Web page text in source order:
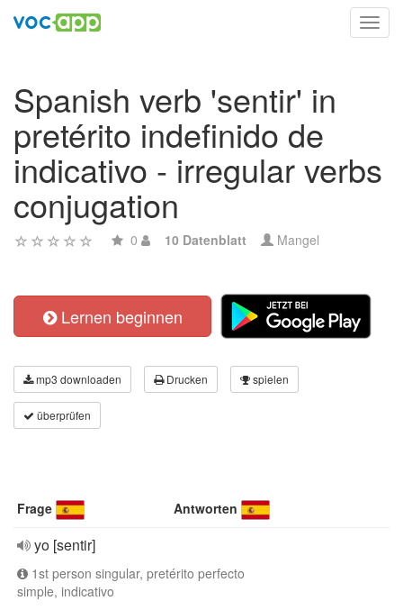
Spanish verb 'sentir' in
pretérito indefinido de
indicativo - irregular verbs
conjugation
0 10 Datenblatt Mangel
Lernen beginnen
mp3 downloaden Drucken spielen
überprüfen
Frage Antworten
yo [sentir]
1st person singular, pretérito perfecto
simple, indicativo